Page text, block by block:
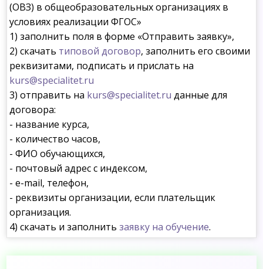
(ОВЗ) в общеобразовательных организациях в
условиях реализации ФГОС»
1) заполнить поля в форме «Отправить заявку»,
2) скачать типовой договор, заполнить его своими
реквизитами, подписать и прислать на
kurs@specialitet.ru
3) отправить на kurs@specialitet.ru данные для
договора:
- название курса,
- количество часов,
- ФИО обучающихся,
- почтовый адрес с индексом,
- e-mail, телефон,
- реквизиты организации, если плательщик
организация.
4) скачать и заполнитьзаявку на обучение.